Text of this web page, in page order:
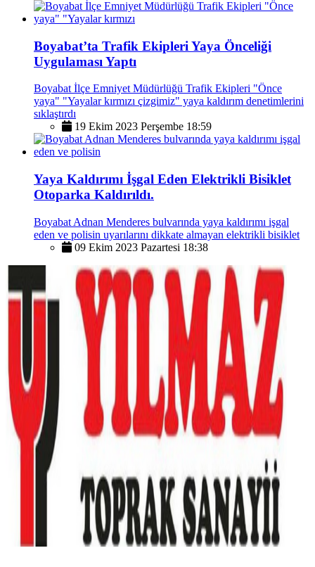
Boyabat’ta Trafik Ekipleri Yaya Önceliği
Uygulaması Yaptı
Boyabat İlçe Emniyet Müdürlüğü Trafik Ekipleri "Önce
yaya" "Yayalar kırmızı çizgimiz" yaya kaldırım denetimlerini
sıklaştırdı
19 Ekim 2023 Perşembe 18:59
Yaya Kaldırımı İşgal Eden Elektrikli Bisiklet
Otoparka Kaldırıldı.
Boyabat Adnan Menderes bulvarında yaya kaldırımı işgal
eden ve polisin uyarılarını dikkate almayan elektrikli bisiklet
09 Ekim 2023 Pazartesi 18:38